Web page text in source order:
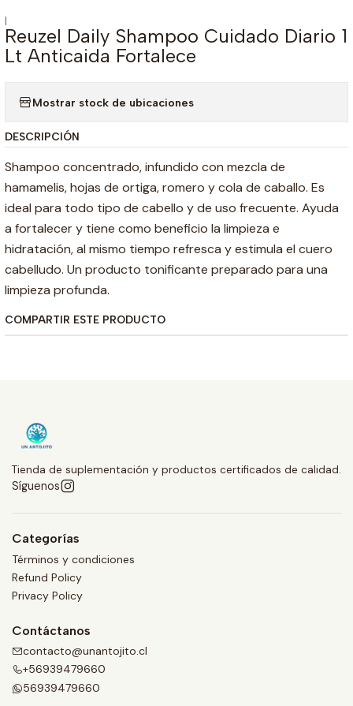
Reuzel Daily Shampoo Cuidado Diario 1
Lt Anticaida Fortalece
Mostrar stock de ubicaciones
DESCRIPCIÓN
Shampoo concentrado, infundido con mezcla de
hamamelis, hojas de ortiga, romero y cola de caballo. Es
ideal para todo tipo de cabello y de uso frecuente. Ayuda
a fortalecer y tiene como beneficio la limpieza e
hidratación, al mismo tiempo refresca y estimula el cuero
cabelludo. Un producto tonificante preparado para una
limpieza profunda.
COMPARTIR ESTE PRODUCTO
Tienda de suplementación y productos certificados de calidad.
Síguenos
Categorías
Términos y condiciones
Refund Policy
Privacy Policy
Contáctanos
contacto@unantojito.cl
+56939479660
56939479660